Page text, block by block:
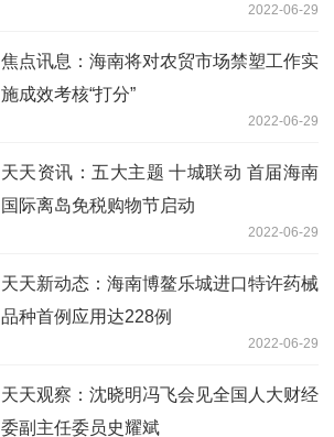
2022-06-29
焦点讯息：海南将对农贸市场禁塑工作实
施成效考核“打分”
2022-06-29
天天资讯：五大主题 十城联动 首届海南
国际离岛免税购物节启动
2022-06-29
天天新动态：海南博鳌乐城进口特许药械
品种首例应用达228例
2022-06-29
天天观察：沈晓明冯飞会见全国人大财经
委副主任委员史耀斌